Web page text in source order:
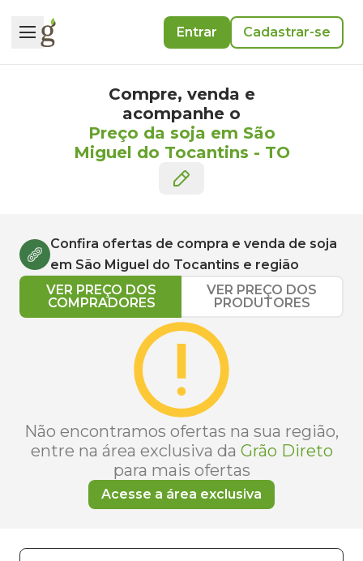
Entrar Cadastrar-se
Compre, venda e
acompanhe o
Preço da soja em São
Miguel do Tocantins - TO
Confira ofertas de compra e venda de soja
em São Miguel do Tocantins e região
VER PREÇO DOS
COMPRADORES
VER PREÇO DOS
PRODUTORES
Não encontramos ofertas na sua região,
entre na área exclusiva da Grão Direto
para mais ofertas
Acesse a área exclusiva